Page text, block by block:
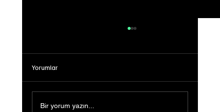
Yorumlar
Bir yorum yazın...